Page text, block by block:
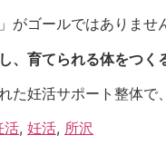
がゴールではありませ
、育てられる体をつく
た妊活サポート整体で
活, 妊活, 所沢